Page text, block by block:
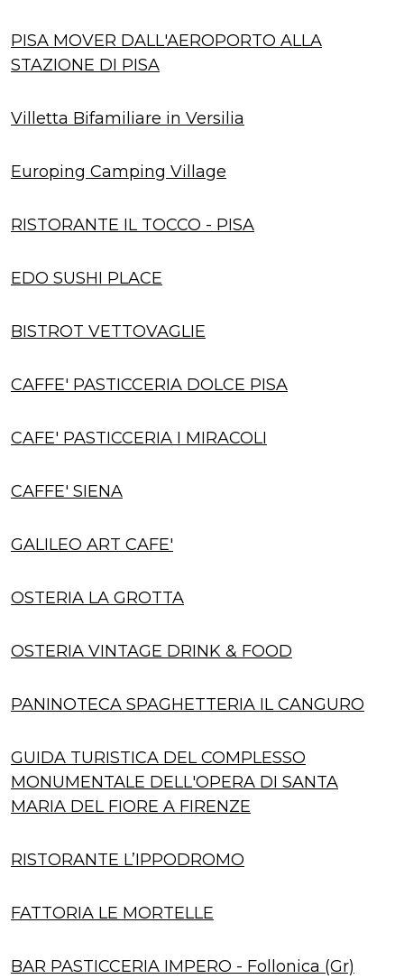
PISA MOVER DALL'AEROPORTO ALLA
STAZIONE DI PISA
Villetta Bifamiliare in Versilia
Europing Camping Village
RISTORANTE IL TOCCO - PISA
EDO SUSHI PLACE
BISTROT VETTOVAGLIE
CAFFE' PASTICCERIA DOLCE PISA
CAFE' PASTICCERIA I MIRACOLI
CAFFE' SIENA
GALILEO ART CAFE'
OSTERIA LA GROTTA
OSTERIA VINTAGE DRINK & FOOD
PANINOTECA SPAGHETTERIA IL CANGURO
GUIDA TURISTICA DEL COMPLESSO
MONUMENTALE DELL'OPERA DI SANTA
MARIA DEL FIORE A FIRENZE
RISTORANTE L’IPPODROMO
FATTORIA LE MORTELLE
BAR PASTICCERIA IMPERO - Follonica (Gr)